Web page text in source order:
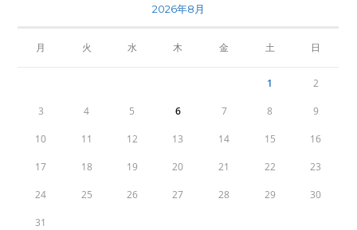
2026年8月
月 火 水 木 金 土 日
1 2
3 4 5 6 7 8 9
10 11 12 13 14 15 16
17 18 19 20 21 22 23
24 25 26 27 28 29 30
31